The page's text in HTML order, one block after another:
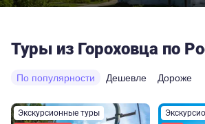
Туры из Гороховца по
По популярности Дешевле Дороже
Экскурсионные туры